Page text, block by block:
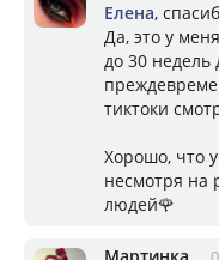
Елена,
Да, это у
до 30 недель
тиктоки
Хорошо, что
несмотря на
людей🌹